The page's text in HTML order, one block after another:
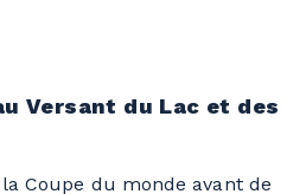
Versant du Lac et des
Coupe du monde avant de